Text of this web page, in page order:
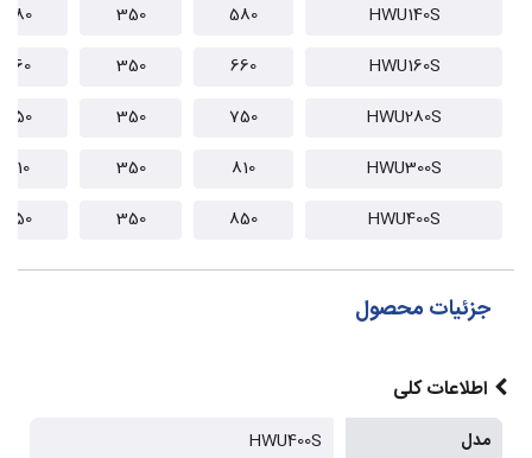
HWU140S
580
350
580
HWU160S
660
350
660
HWU280S
750
350
750
HWU300S
810
350
810
HWU400S
850
350
850
جزئیات محصول
اطلاعات کلی
مدل HWU400S